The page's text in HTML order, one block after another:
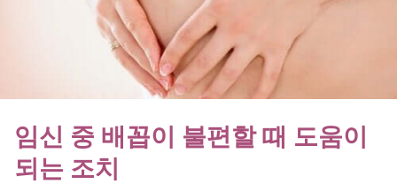
임신 중 배꼽이 불편할 때 도움이
되는 조치